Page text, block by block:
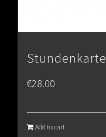
Stundenkarte
€28.00
Add to cart